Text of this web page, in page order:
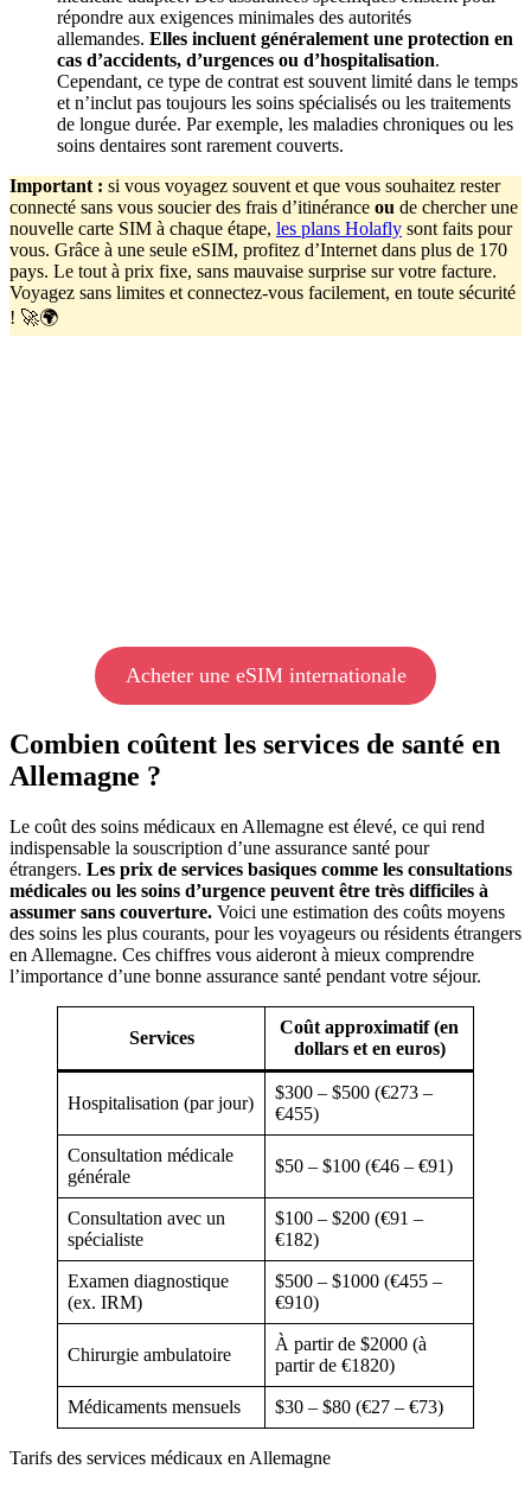
répondre aux exigences minimales des autorités
allemandes. Elles incluent généralement une protection en
cas d’accidents, d’urgences ou d’hospitalisation.
Cependant, ce type de contrat est souvent limité dans le temps
et n’inclut pas toujours les soins spécialisés ou les traitements
de longue durée. Par exemple, les maladies chroniques ou les
soins dentaires sont rarement couverts.
Important : si vous voyagez souvent et que vous souhaitez rester
connecté sans vous soucier des frais d’itinérance ou de chercher une
nouvelle carte SIM à chaque étape, les plans Holafly sont faits pour
vous. Grâce à une seule eSIM, profitez d’Internet dans plus de 170
pays. Le tout à prix fixe, sans mauvaise surprise sur votre facture.
Voyagez sans limites et connectez-vous facilement, en toute sécurité
! 🚀🌍
Acheter une eSIM internationale
Combien coûtent les services de santé en
Allemagne ?
Le coût des soins médicaux en Allemagne est élevé, ce qui rend
indispensable la souscription d’une assurance santé pour
étrangers. Les prix de services basiques comme les consultations
médicales ou les soins d’urgence peuvent être très difficiles à
assumer sans couverture. Voici une estimation des coûts moyens
des soins les plus courants, pour les voyageurs ou résidents étrangers
en Allemagne. Ces chiffres vous aideront à mieux comprendre
l’importance d’une bonne assurance santé pendant votre séjour.
Services
Coût approximatif (en
dollars et en euros)
Hospitalisation (par jour)
$300 – $500 (€273 –
€455)
Consultation médicale
générale
$50 – $100 (€46 – €91)
Consultation avec un
spécialiste
$100 – $200 (€91 –
€182)
Examen diagnostique
(ex. IRM)
$500 – $1000 (€455 –
€910)
Chirurgie ambulatoire
À partir de $2000 (à
partir de €1820)
Médicaments mensuels $30 – $80 (€27 – €73)
Tarifs des services médicaux en Allemagne